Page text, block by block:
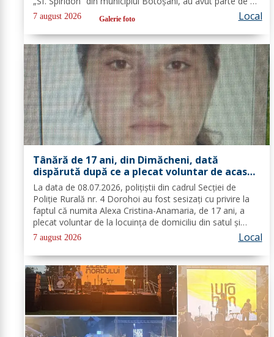
întâlnire interactivă despre prevenirea situațiilor de
urgență și...
7 august 2026 Galerie foto Local
Tânără de 17 ani, din Dimăcheni, dată
dispărută după ce a plecat voluntar de acasă
și nu a mai revenit
La data de 08.07.2026, polițiștii din cadrul Secției de
Poliție Rurală nr. 4 Dorohoi au fost sesizați cu privire la
faptul că numita Alexa Cristina-Anamaria, de 17 ani, a
plecat voluntar de la locuința de domiciliu din satul și
comuna Dimăcheni, județul Botoșani. Semnalmentele
numitei Alexa...
7 august 2026 Local